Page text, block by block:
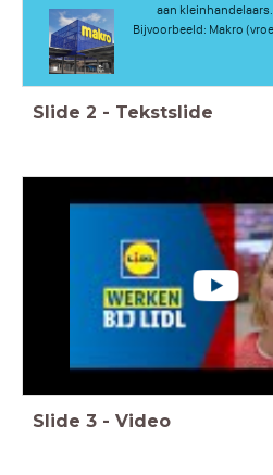
aan kleinhandelaars.
Bijvoorbeeld: Makro
Slide 2 - Tekstslide
Slide 3 - Video